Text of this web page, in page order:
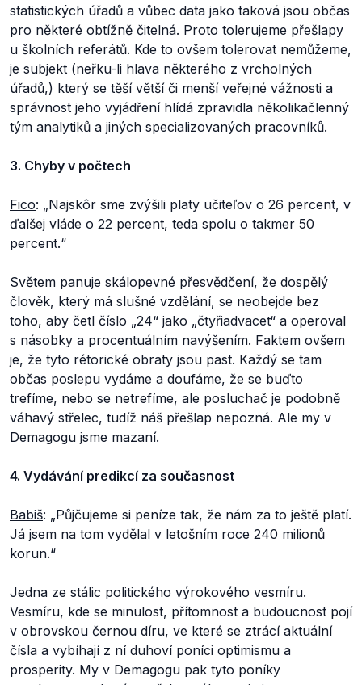
statistických úřadů a vůbec data jako taková jsou občas
pro některé obtížně čitelná. Proto tolerujeme přešlapy
u školních referátů. Kde to ovšem tolerovat nemůžeme,
je subjekt (neřku-li hlava některého z vrcholných
úřadů,) který se těší větší či menší veřejné vážnosti a
správnost jeho vyjádření hlídá zpravidla několikačlenný
tým analytiků a jiných specializovaných pracovníků.
3. Chyby v počtech
Fico: „Najskôr sme zvýšili platy učiteľov o 26 percent, v
ďalšej vláde o 22 percent, teda spolu o takmer 50
percent.“
Světem panuje skálopevné přesvědčení, že dospělý
člověk, který má slušné vzdělání, se neobejde bez
toho, aby četl číslo „24“ jako „čtyřiadvacet“ a operoval
s násobky a procentuálním navýšením. Faktem ovšem
je, že tyto rétorické obraty jsou past. Každý se tam
občas poslepu vydáme a doufáme, že se buďto
trefíme, nebo se netrefíme, ale posluchač je podobně
váhavý střelec, tudíž náš přešlap nepozná. Ale my v
Demagogu jsme mazaní.
4. Vydávání predikcí za současnost
Babiš: „Půjčujeme si peníze tak, že nám za to ještě platí.
Já jsem na tom vydělal v letošním roce 240 milionů
korun.“
Jedna ze stálic politického výrokového vesmíru.
Vesmíru, kde se minulost, přítomnost a budoucnost pojí
v obrovskou černou díru, ve které se ztrácí aktuální
čísla a vybíhají z ní duhoví poníci optimismu a
prosperity. My v Demagogu pak tyto poníky